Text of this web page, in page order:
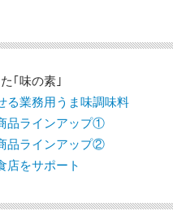
｢味の素｣
る業務用うま味調味料
品ラインアップ①
品ラインアップ②
店をサポート